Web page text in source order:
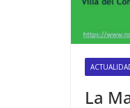
La